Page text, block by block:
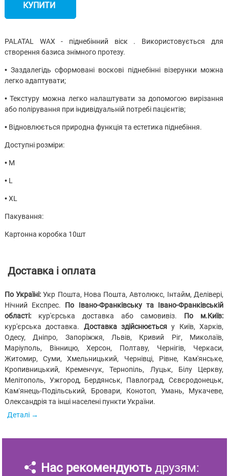
КУПИТИ
PALATAL WAX - піднебінний віск . Використовується для
створення базиса знімного протезу.
• Заздалегідь сформовані воскові піднебінні візерунки можна
легко адаптувати;
• Текстуру можна легко налаштувати за допомогою вирізання
або полірування при індивідуальній потребі пацієнтів;
• Відновлюється природна функція та естетика піднебіння.
Доступні розміри:
• M
• L
• XL
Пакування:
Картонна коробка 10шт
Доставка і оплата
По Україні: Укр Пошта, Нова Пошта, Автолюкс, Інтайм, Делівері,
Нічний Експрес. По Івано-Франківську та Івано-Франківській
області:кур'єрська доставка або самовивіз. По м.Київ:
кур'єрська доставка. Доставка здійснюєтьсяу Київ, Харків,
Одесу, Дніпро, Запоріжжя, Львів, Кривий Ріг, Миколаїв,
Маріуполь, Вінницю, Херсон, Полтаву, Чернігів, Черкаси,
Житомир, Суми, Хмельницький, Чернівці, Рівне, Кам'янське,
Кропивницький, Кременчук, Тернопіль, Луцьк, Білу Церкву,
Мелітополь, Ужгород, Бердянськ, Павлоград, Сєвєродонецьк,
Кам’янець-Подільський, Бровари, Конотоп, Умань, Мукачеве,
Олександрія та інші населені пункти України.
Деталі
Нас рекомендують друзям: